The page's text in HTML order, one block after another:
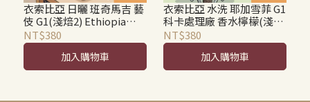
衣索比亞 日曬 班奇馬吉 藝
伎 G1(淺焙2) Ethiopia
Natural Bench Maji
Gesha G1
NT$380
加入購物車
衣索比亞 水洗 耶加雪菲 G1
科卡處理廠 香水檸檬(淺焙
2) Ethiopia Washed Gedio
Yirgacheffe G1 Koke
NT$380
加入購物車